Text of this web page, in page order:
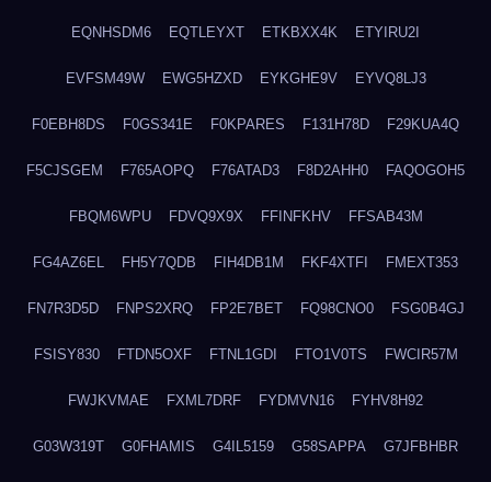
EQNHSDM6 EQTLEYXT ETKBXX4K ETYIRU2I
EVFSM49W EWG5HZXD EYKGHE9V EYVQ8LJ3
F0EBH8DS F0GS341E F0KPARES F131H78D F29KUA4Q
F5CJSGEM F765AOPQ F76ATAD3 F8D2AHH0 FAQOGOH5
FBQM6WPU FDVQ9X9X FFINFKHV FFSAB43M
FG4AZ6EL FH5Y7QDB FIH4DB1M FKF4XTFI FMEXT353
FN7R3D5D FNPS2XRQ FP2E7BET FQ98CNO0 FSG0B4GJ
FSISY830 FTDN5OXF FTNL1GDI FTO1V0TS FWCIR57M
FWJKVMAE FXML7DRF FYDMVN16 FYHV8H92
G03W319T G0FHAMIS G4IL5159 G58SAPPA G7JFBHBR